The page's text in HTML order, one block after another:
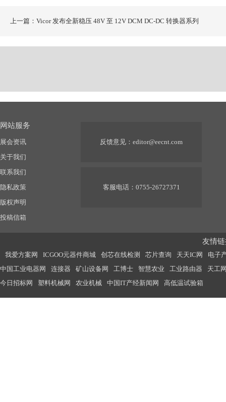
上一篇：Vicor 发布全新稳压 48V 至 12V DCM DC-DC 转换器系列
网站服务
展会资讯
关于我们
联系我们
隐私政策
版权声明
投稿信箱
反馈意见： editor@eecnt.com
客服电话：0755-26727371
友情
我爱方案网 ICGOO元器件商城 创芯在线检测 芯片查询 天天IC网
电子
中国工业电器网
连接器 矿山设备网 工博士 智慧农业 工业路由器
天工
今日招标网
塑料机械网 农业机械 中国IT产经新闻网 高低温试验箱